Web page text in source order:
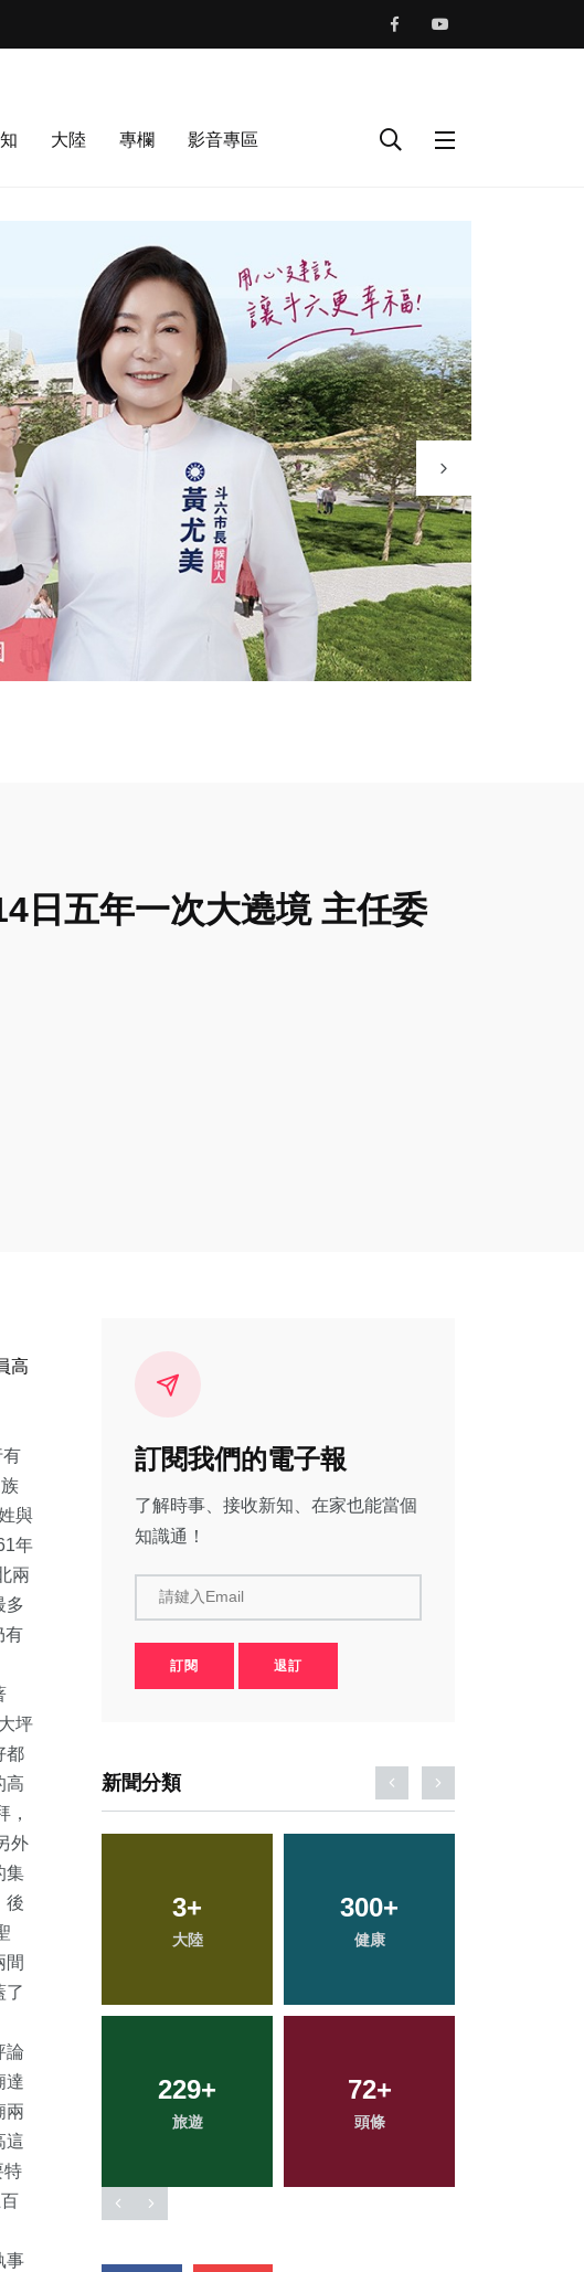
大陸 專欄 影音專區
日五年一次大遶境 主任委
高
有
與
年
兩
多
有
坪
都
高
，
外
集
後
間
了
論
達
兩
這
特
事
訂閱我們的電子報
了解時事、接收新知、在家也能當個
知識通！
請鍵入Email
訂閱 退訂
新聞分類
健康
+
頭條
562
社會
330+
文教
166+
專欄
94+
宗教